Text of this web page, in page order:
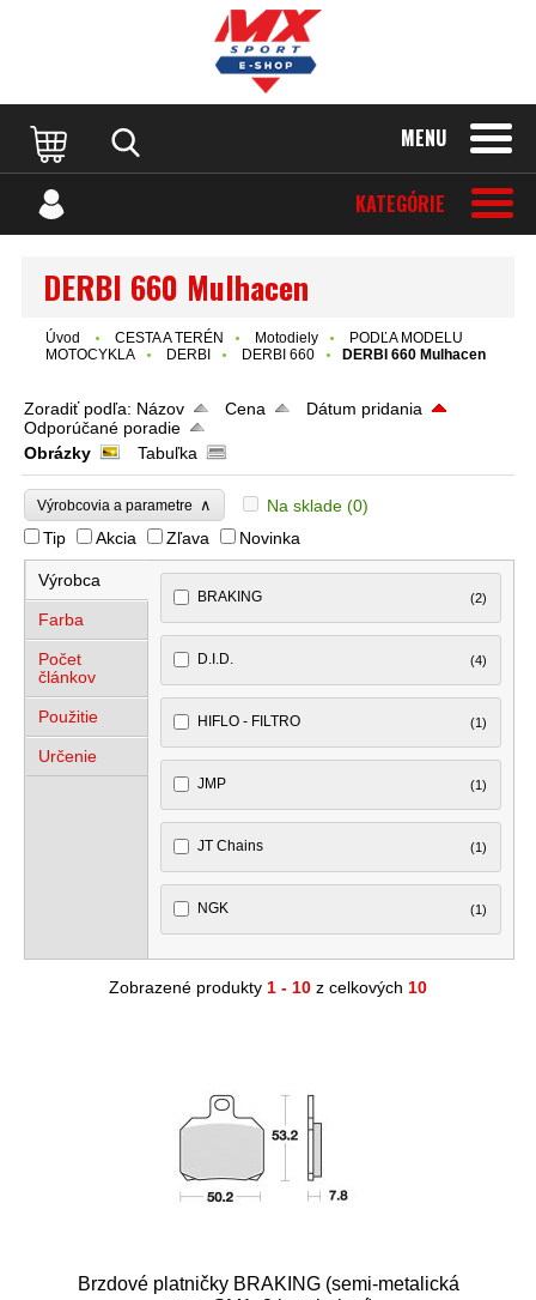
MENU
KATEGÓRIE
DERBI 660 Mulhacen
Úvod CESTA A TERÉN Motodiely
PODĽA MODELU
MOTOCYKLA
DERBI DERBI 660 DERBI 660 Mulhacen
Zoradiť podľa: Názov Cena
Dátum pridania
Odporúčané poradie
Obrázky
Tabuľka
Výrobcovia a parametre ∧ Na sklade (0)
Tip
Akcia Zľava Novinka
Výrobca
Farba
Počet
článkov
Použitie
Určenie
BRAKING (2)
D.I.D. (4)
HIFLO - FILTRO (1)
JMP (1)
JT Chains (1)
NGK (1)
Zobrazené produkty 1 - 10 z celkových 10
Brzdové platničky BRAKING (semi-metalická